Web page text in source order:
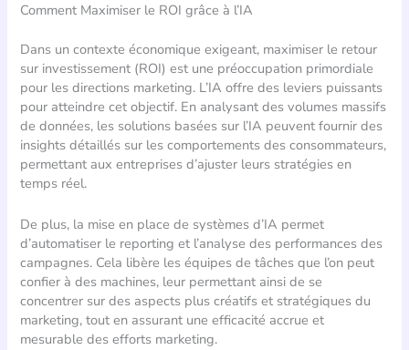
Comment Maximiser le ROI grâce à l’IA
Dans un contexte économique exigeant, maximiser le retour
sur investissement (ROI) est une préoccupation primordiale
pour les directions marketing. L’IA offre des leviers puissants
pour atteindre cet objectif. En analysant des volumes massifs
de données, les solutions basées sur l’IA peuvent fournir des
insights détaillés sur les comportements des consommateurs,
permettant aux entreprises d’ajuster leurs stratégies en
temps réel.
De plus, la mise en place de systèmes d’IA permet
d’automatiser le reporting et l’analyse des performances des
campagnes. Cela libère les équipes de tâches que l’on peut
confier à des machines, leur permettant ainsi de se
concentrer sur des aspects plus créatifs et stratégiques du
marketing, tout en assurant une efficacité accrue et
mesurable des efforts marketing.